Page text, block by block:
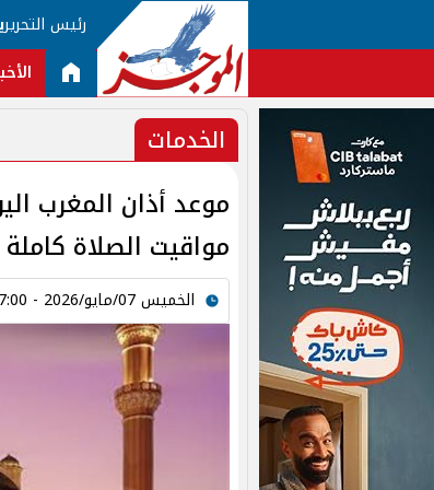
رئيس التحرير
الخدمات
موعد أذان المغرب
مواقيت الصلاة كاملة
الخميس 07/مايو/2026 - 07:00 م